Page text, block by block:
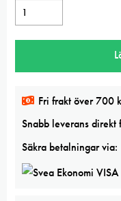
Michael
Harding
King's
deep
mängdFri frakt över 700
Snabb leverans direkt
Säkra betalningar via: